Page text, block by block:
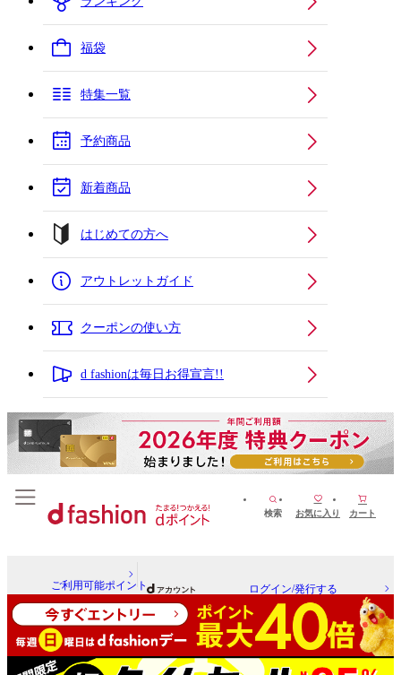
福袋
特集一覧
予約商品
新着商品
はじめての方へ
アウトレットガイド
クーポンの使い方
d fashionは毎日お得宣言!!
検索 お気に入り カート
ご利用可能ポイント ログイン/発行する